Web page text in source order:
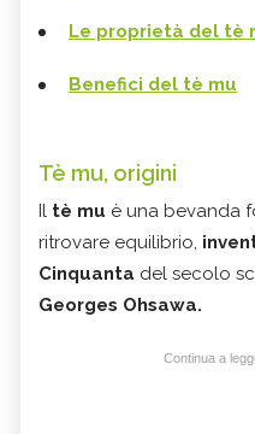
Le proprietà del tè
Benefici del tè mu
Tè mu, origini
Il tè mu è una bevanda
ritrovare equilibrio,
Cinquanta del secolo
Georges Ohsawa.
Continua a